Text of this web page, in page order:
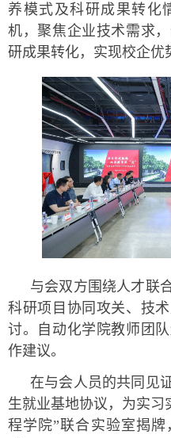
养模式及科研成果转化
机，聚焦企业技术需求
研成果转化，实现校企优
与会双方围绕人才联
科研项目协同攻关、技
讨。自动化学院教师团
作建议。
在与会人员的共同见
生就业基地协议，为实习
程学院”联合实验室揭